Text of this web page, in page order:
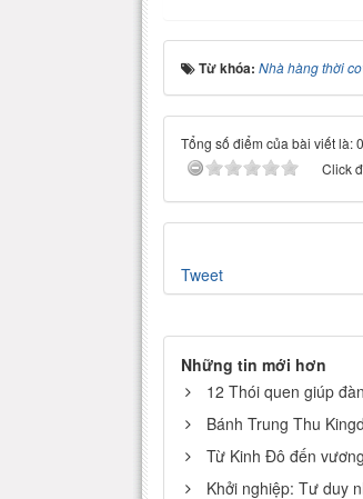
Từ khóa: Nhà hàng thời
Tổng số điểm của bài viết là:
Click
Tweet
Những tin mới hơn
12 Thói quen giúp
Bánh Trung Thu
Từ Kinh Đô đến
Khởi nghiệp: Tư duy